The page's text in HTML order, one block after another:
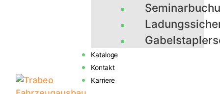
Kataloge
Kontakt
Karriere